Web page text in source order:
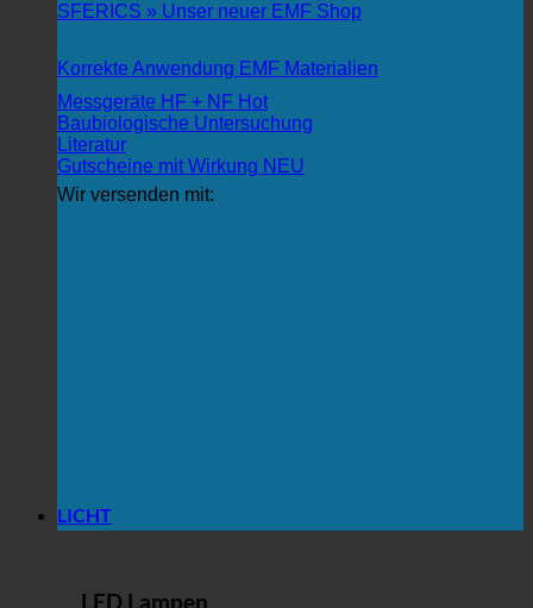
SFERICS » Unser neuer EMF Shop
Korrekte Anwendung EMF Materialien
Messgeräte HF + NF
Baubiologische Untersuchung
Literatur
Gutscheine mit Wirkung
Wir versenden mit:
LICHT
LED Lampen